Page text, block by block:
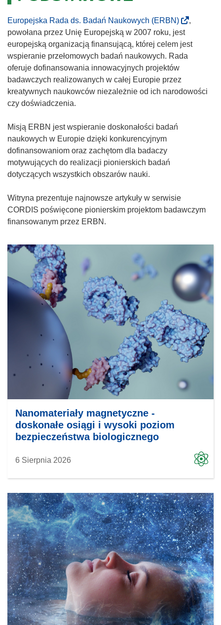
Europejska Rada ds. Badań Naukowych (ERBN)
,
powołana przez Unię Europejską w 2007 roku, jest
europejską organizacją finansującą, której celem jest
wspieranie przełomowych badań naukowych. Rada
oferuje dofinansowania innowacyjnych projektów
badawczych realizowanych w całej Europie przez
kreatywnych naukowców niezależnie od ich narodowości
czy doświadczenia.
Misją ERBN jest wspieranie doskonałości badań
naukowych w Europie dzięki konkurencyjnym
dofinansowaniom oraz zachętom dla badaczy
motywujących do realizacji pionierskich badań
dotyczących wszystkich obszarów nauki.
Witryna prezentuje najnowsze artykuły w serwisie
CORDIS poświęcone pionierskim projektom badawczym
finansowanym przez ERBN.
Nanomateriały magnetyczne -
doskonałe osiągi i wysoki poziom
bezpieczeństwa biologicznego
6 Sierpnia 2026